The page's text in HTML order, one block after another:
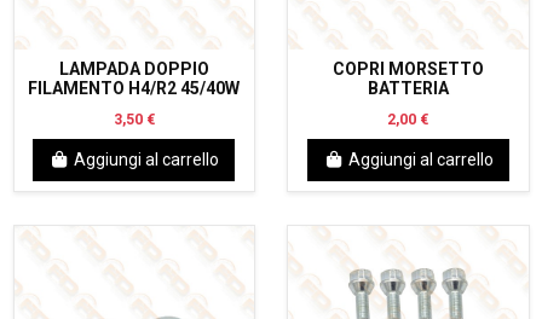
LAMPADA DOPPIO
FILAMENTO H4/R2 45/40W
3,50 €
Aggiungi al carrello
COPRI MORSETTO
BATTERIA
2,00 €
Aggiungi al carrello